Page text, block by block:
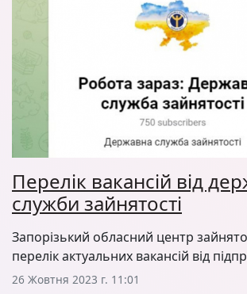
Перелік вакансій від
служби зайнятості
Запорізький обласний центр
перелік актуальних вакансій від
26 Жовтня 2023 г. 11:01